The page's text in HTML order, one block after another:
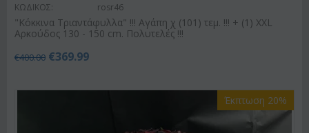
ΚΩΔΙΚΟΣ: rosr46
"Κόκκινα Τριαντάφυλλα" !!! Αγάπη χ (101) τεμ. !!! + (1) XXL
Αρκούδος 130 - 150 cm. Πολυτελές !!!
€400.00 €369.99
Έκπτωση 20%